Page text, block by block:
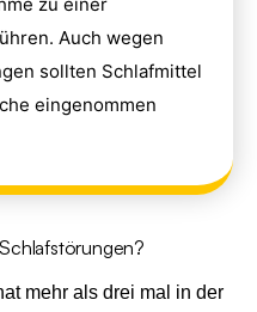
Auch wegen
sollten Schlafmittel
eingenommen
mehr als drei mal in der